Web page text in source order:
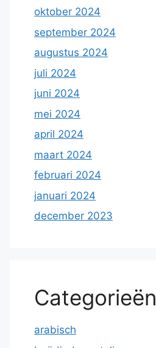
oktober 2024
september 2024
augustus 2024
juli 2024
juni 2024
mei 2024
april 2024
maart 2024
februari 2024
januari 2024
december 2023
Categorieën
arabisch